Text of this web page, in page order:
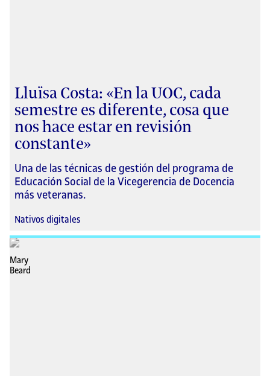
Lluïsa Costa: «En la UOC, cada
semestre es diferente, cosa que
nos hace estar en revisión
constante»
Una de las técnicas de gestión del programa de
Educación Social de la Vicegerencia de Docencia
más veteranas.
Nativos digitales